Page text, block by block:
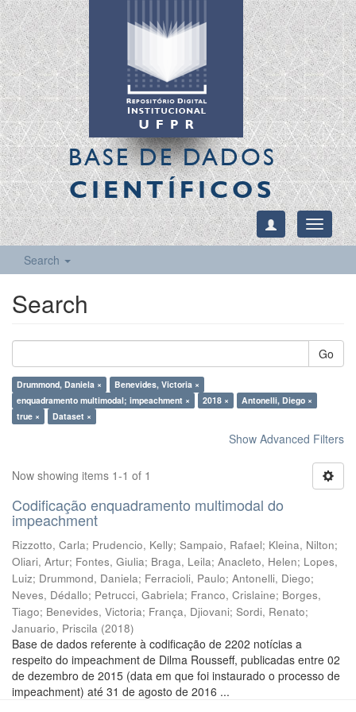
BASE DE DADOS
CIENTÍFICOS
Toggle
Search
Search
Go
Drummond, Daniela ×
Benevides, Victoria ×
enquadramento multimodal; impeachment ×
2018 ×
Antonelli, Diego ×
true ×
Dataset ×
Show Advanced Filters
Now showing items 1-1 of 1
Codificação enquadramento multimodal do
impeachment
Rizzotto, Carla; Prudencio, Kelly; Sampaio, Rafael; Kleina, Nilton;
Oliari, Artur; Fontes, Giulia; Braga, Leila; Anacleto, Helen; Lopes,
Luiz; Drummond, Daniela; Ferracioli, Paulo; Antonelli, Diego;
Neves, Dédallo; Petrucci, Gabriela; Franco, Crislaine; Borges,
Tiago; Benevides, Victoria; França, Djiovani; Sordi, Renato;
Januario, Priscila (2018)
Base de dados referente à codificação de 2202 notícias a
respeito do impeachment de Dilma Rousseff, publicadas entre 02
de dezembro de 2015 (data em que foi instaurado o processo de
impeachment) até 31 de agosto de 2016 ...